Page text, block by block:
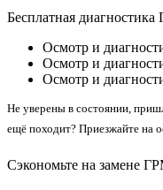
Бесплатная
Осмотр и
Осмотр и
Осмотр и
Не уверены в состоянии,
ещё походит? Приезжайте на
Сэкономьте на замене